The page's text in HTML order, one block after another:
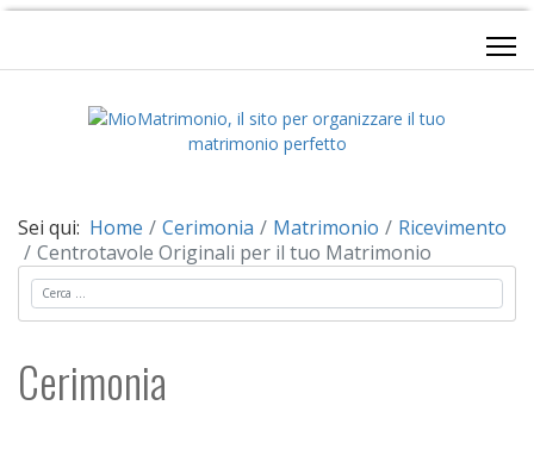
Sei qui: Home Cerimonia Matrimonio
Ricevimento
Centrotavole Originali per il tuo Matrimonio
Cerca
Cerimonia